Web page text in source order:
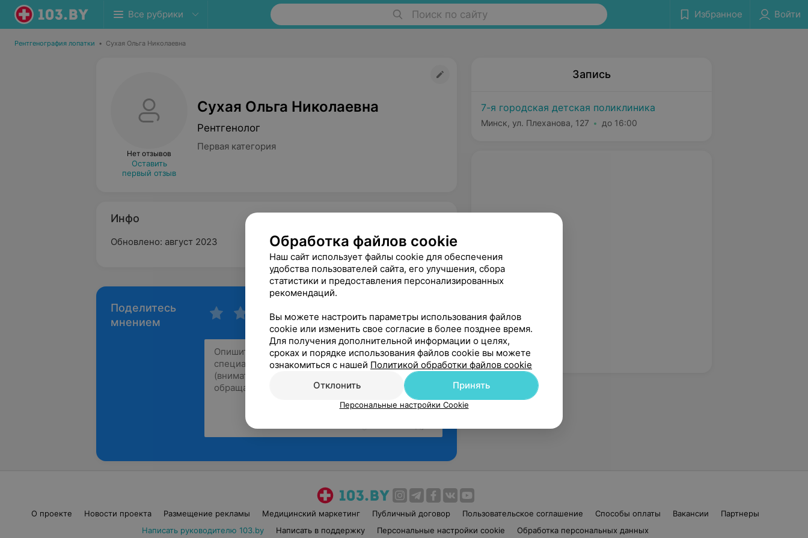
Все рубрики Поиск по сайту Избранное Войти
Рентгенография лопатки • Сухая Ольга Николаевна
Нет отзывов
Оставить
первый отзыв
Сухая Ольга Николаевна
Рентгенолог
Первая категория
Инфо
Обновлено: август 2023
Поделитесь
мнением
Запись
7-я городская детская поликлиника
Минск, ул. Плеханова, 127 до 16:00
О проекте Новости проекта Размещение рекламы Медицинский маркетинг Публичный договор Пользовательское соглашение Способы оплаты Вакансии
Партнеры
Написать руководителю 103.by
Написать в поддержку Персональные настройки cookie Обработка персональных данных
Обработка файлов cookie
Наш сайт использует файлы cookie для обеспечения
удобства пользователей сайта, его улучшения, сбора
статистики и предоставления персонализированных
рекомендаций.
Вы можете настроить параметры использования файлов
cookie или изменить свое согласие в более позднее время.
Для получения дополнительной информации о целях,
сроках и порядке использования файлов cookie вы можете
ознакомиться с нашей Политикой обработки файлов cookie
Отклонить
Принять
Персональные настройки Cookie